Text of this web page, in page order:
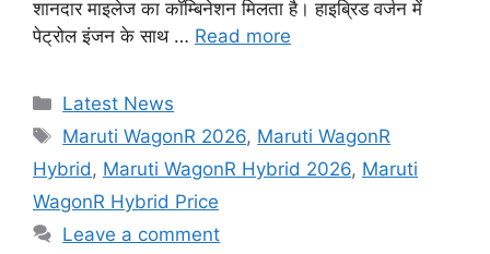
शानदार माइलेज का कॉम्बिनेशन मिलता है। हाइब्रिड वर्जन में
पेट्रोल इंजन के साथ … Read more
Categories
Latest News
Tags
Maruti WagonR 2026, Maruti WagonR
Hybrid , Maruti WagonR Hybrid 2026, Maruti
WagonR Hybrid Price
Leave a comment